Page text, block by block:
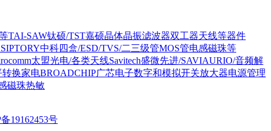
TAI-SAW钛硕/TST嘉硕晶体晶振滤波器双工器天线等器件
SIPTORY中科四盒/ESD/TVS/二三级管MOS管电感磁珠等
太盟光电/各类天线Savitech盛微先进/SAVIAURIO/音频解
换家电BROADCHIP广芯电子数字和模拟开关放大器电源管理
磁珠热敏
19162453号